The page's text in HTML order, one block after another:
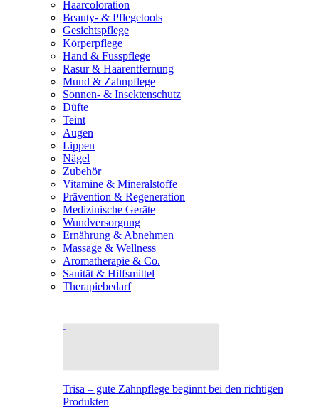
Haarcoloration
Beauty- & Pflegetools
Gesichtspflege
Körperpflege
Hand & Fusspflege
Rasur & Haarentfernung
Mund & Zahnpflege
Sonnen- & Insektenschutz
Düfte
Teint
Augen
Lippen
Nägel
Zubehör
Vitamine & Mineralstoffe
Prävention & Regeneration
Medizinische Geräte
Wundversorgung
Ernährung & Abnehmen
Massage & Wellness
Aromatherapie & Co.
Sanität & Hilfsmittel
Therapiebedarf
Trisa – gute Zahnpflege beginnt bei den richtigen
Produkten